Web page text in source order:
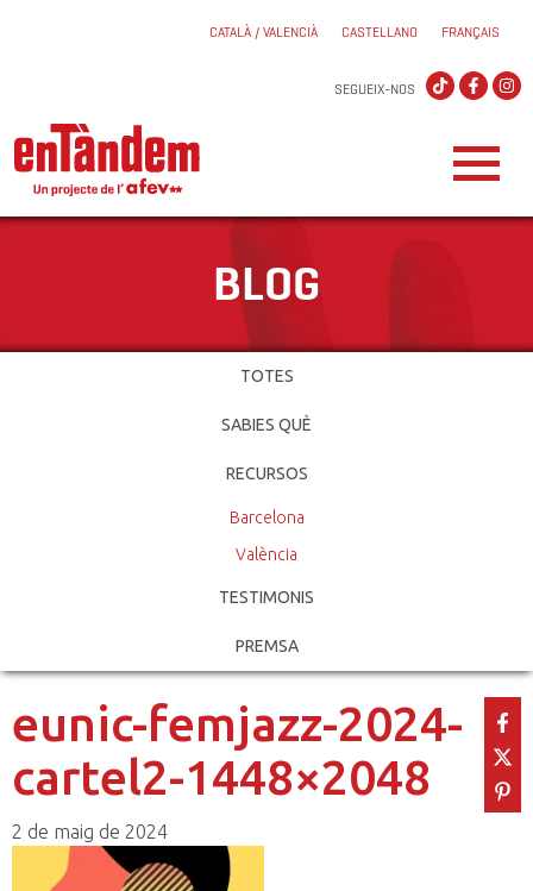
CATALÀ / VALENCIÀ CASTELLANO FRANÇAIS
SEGUEIX-NOS
BLOG
TOTES
SABIES QUÈ
RECURSOS
Barcelona
València
TESTIMONIS
PREMSA
eunic-femjazz-2024-
cartel2-1448×2048
2 de maig de 2024